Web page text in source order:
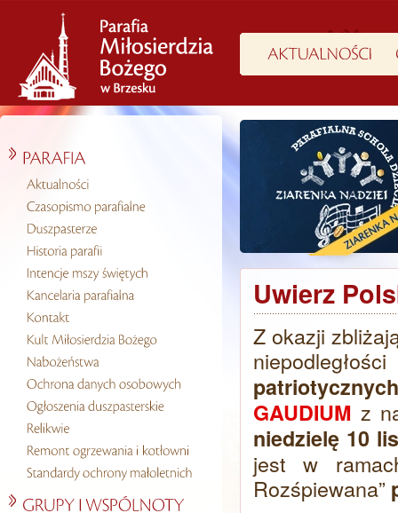
Uwierz
Z okazji
GAUDIUM z
niedzielę 10
jest w
Rozśpiewana”